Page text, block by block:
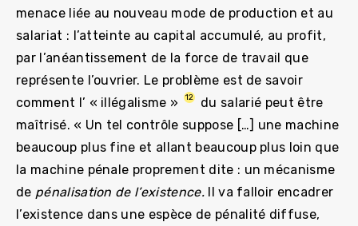
menace liée au nouveau mode de production et au
salariat : l’atteinte au capital accumulé, au profit,
par l’anéantissement de la force de travail que
représente l’ouvrier. Le problème est de savoir
comment l’ « illégalisme »
12
du salarié peut être
maîtrisé. « Un tel contrôle suppose […] une machine
beaucoup plus fine et allant beaucoup plus loin que
la machine pénale proprement dite : un mécanisme
de pénalisation de l’existence.Il va falloir encadrer
l’existence dans une espèce de pénalité diffuse,